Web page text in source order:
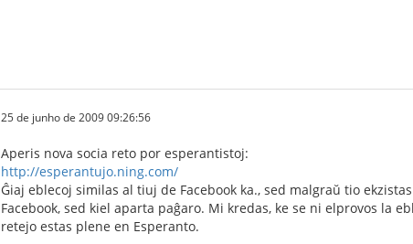
25 de junho de 2009 09:26:56
Aperis nova socia reto por esperantistoj:
http://esperantujo.ning.com/
Ĝiaj eblecoj similas al tiuj de Facebook ka., sed malgraŭ tio
Facebook, sed kiel aparta paĝaro. Mi kredas, ke se ni elprovos la
retejo estas plene en Esperanto.